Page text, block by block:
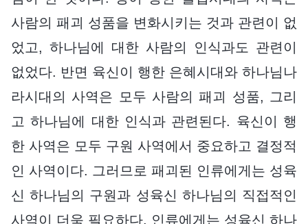
사람의 패괴 성품을 변화시키는 것과 관련이 없
었고, 하나님에 대한 사람의 인식과도 관련이
없었다. 반면 육신이 행한 은혜시대와 하나님나
라시대의 사역은 모두 사람의 패괴 성품, 그리
고 하나님에 대한 인식과 관련된다. 육신이 행
한 사역은 모두 구원 사역에서 중요하고 결정적
인 사역이다. 그러므로 패괴된 인류에게는 성육
신 하나님의 구원과 성육신 하나님의 직접적인
사역이 더욱 필요하다. 인류에게는 성육신 하나